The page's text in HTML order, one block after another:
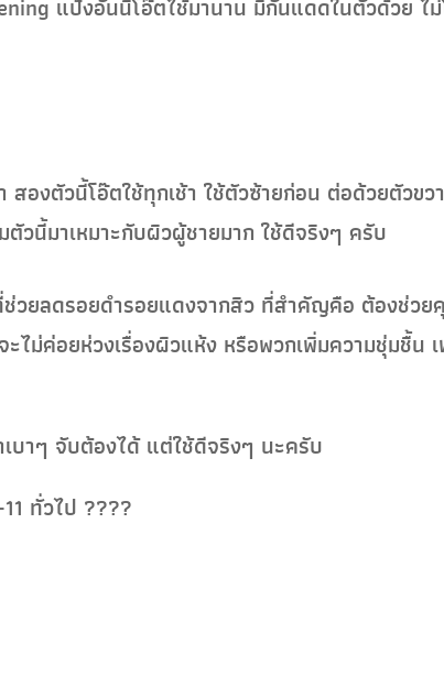
แป้งอันนี้โอ๊ตไช้มานาน มีกันแดดในตัวด้วย ไ
องตัวนี้โอ๊ตใช้ทุกเช้า ใช้ตัวซ้ายก่อน ต่อด้วยตัวข
วนี้มาเหมาะกับผิวผู้ชายมาก ใช้ดีจริงๆ ครับ
ช่วยลดรอยดำรอยแดงจากสิว ที่สำคัญคือ ต้องช่ว
ค่อยห่วงเรื่องผิวแห้ง หรือพวกเพิ่มความชุ่มชื้น
บาๆ จับต้องได้ แต่ใช้ดีจริงๆ นะครับ
ทั่วไป ????